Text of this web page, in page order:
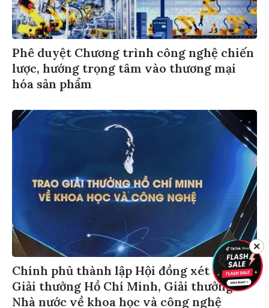
Phê duyệt Chương trình công nghệ chiến
lược, hướng trọng tâm vào thương mại
hóa sản phẩm
Chính phủ thành lập Hội đồng xét tặng
Giải thưởng Hồ Chí Minh, Giải thưởng
Nhà nước về khoa học và công nghệ
✕